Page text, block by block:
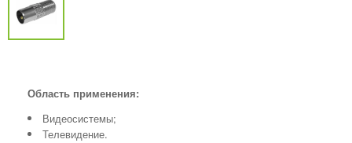
Область применения:
Видеосистемы;
Телевидение.